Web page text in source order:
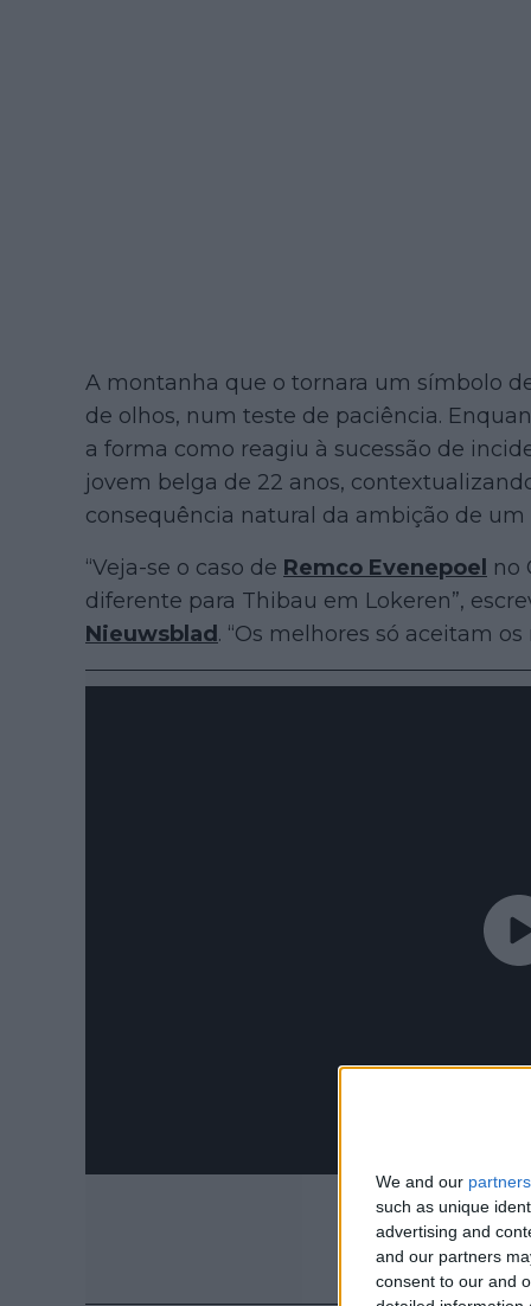
We and our partners
such as unique
advertising and
and our partners
consent to our and
A montanha que o tornara um símbolo
de olhos, num teste de paciência.
a forma como reagiu à sucessão de
jovem belga de 22 anos,
consequência natural da ambição de um
“Veja-se o caso de Remco Evenepoel no
diferente para Thibau em Lokeren”,
Nieuwsblad . “Os melhores só aceitam os